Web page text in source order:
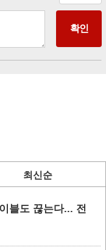
최신순
블도 끊는다... 전